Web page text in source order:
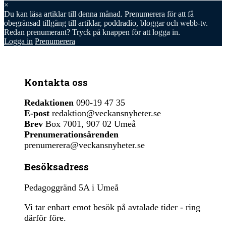
×
Du kan läsa artiklar till denna månad. Prenumerera för att få
obegränsad tillgång till artiklar, poddradio, bloggar och webb-tv.
Redan prenumerant? Tryck på knappen för att logga in.
Logga in Prenumerera
Kontakta oss
Redaktionen 090-19 47 35
E-post redaktion@veckansnyheter.se
Brev Box 7001, 907 02 Umeå
Prenumerationsärenden
prenumerera@veckansnyheter.se
Besöksadress
Pedagoggränd 5A i Umeå
Vi tar enbart emot besök på avtalade tider - ring
därför före.